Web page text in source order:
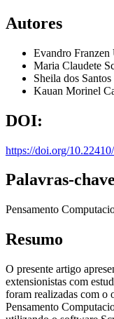
Autores
Evandro Franzen
Maria Claudete
Sheila dos
Kauan Morinel
DOI:
https://doi.org/
Palavras-
Pensamento
Resumo
O presente artigo
extensionistas com
foram realizadas com o
Pensamento